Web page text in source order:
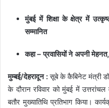
मुंबई में शिक्षा के क्षेत्र में
सम्मानित
कहा – प्रवासियों ने अपनी
मुम्बई/देहरादून :सूबे के कैबिनेट मंत्री
के दौरान रविवार को मुंबई में उत्तरांचल
बतौर मुख्यातिथि प्रतिभाग किया।